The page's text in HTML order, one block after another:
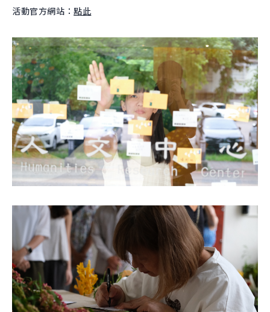
活動官方網站：點此